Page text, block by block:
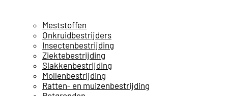
Meststoffen
Onkruidbestrijders
Insectenbestrijding
Ziektebestrijding
Slakkenbestrijding
Mollenbestrijding
Ratten- en muizenbestrijding